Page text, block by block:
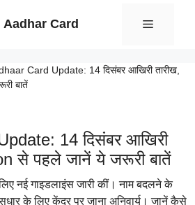
Aadhar Card Menu
Card Update: 14 दिसंबर आखिरी तारीख,
बातें
14 दिसंबर आखिरी
से पहले जानें ये जरूरी बातें
नई गाइडलाइंस जारी कीं। नाम बदलने के
के लिए केंद्र पर जाना अनिवार्य। जानें कैसे